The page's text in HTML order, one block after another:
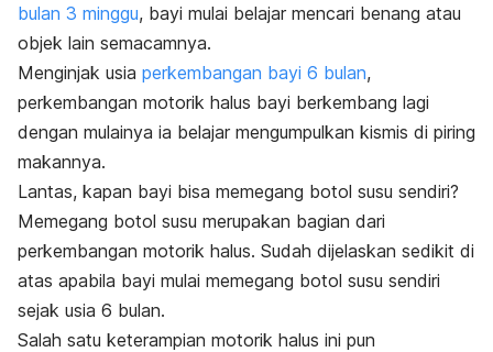
bulan 3 minggu, bayi mulai belajar mencari benang atau
objek lain semacamnya.
Menginjak usia perkembangan bayi 6 bulan,
perkembangan motorik halus bayi berkembang lagi
dengan mulainya ia belajar mengumpulkan kismis di piring
makannya.
Lantas, kapan bayi bisa memegang botol susu sendiri?
Memegang botol susu merupakan bagian dari
perkembangan motorik halus. Sudah dijelaskan sedikit di
atas apabila bayi mulai memegang botol susu sendiri
sejak usia 6 bulan.
Salah satu keterampian motorik halus ini pun